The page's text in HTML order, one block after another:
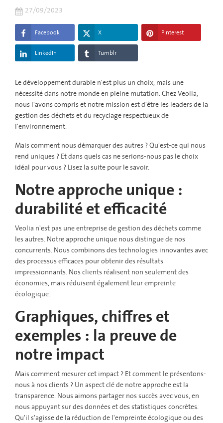
27/09/2023
Facebook X Pinterest
LinkedIn Tumblr
Le développement durable n'est plus un choix, mais une
nécessité dans notre monde en pleine mutation. Chez Veolia,
nous l'avons compris et notre mission est d'être les leaders de la
gestion des déchets et du recyclage respectueux de
l'environnement.
Mais comment nous démarquer des autres ? Qu'est-ce qui nous
rend uniques ? Et dans quels cas ne serions-nous pas le choix
idéal pour vous ? Lisez la suite pour le savoir.
Notre approche unique :
durabilité et efficacité
Veolia n'est pas une entreprise de gestion des déchets comme
les autres. Notre approche unique nous distingue de nos
concurrents. Nous combinons des technologies innovantes avec
des processus efficaces pour obtenir des résultats
impressionnants. Nos clients réalisent non seulement des
économies, mais réduisent également leur empreinte
écologique.
Graphiques, chiffres et
exemples : la preuve de
notre impact
Mais comment mesurer cet impact ? Et comment le présentons-
nous à nos clients ? Un aspect clé de notre approche est la
transparence. Nous aimons partager nos succès avec vous, en
nous appuyant sur des données et des statistiques concrètes.
Qu'il s'agisse de la réduction de l'empreinte écologique ou des